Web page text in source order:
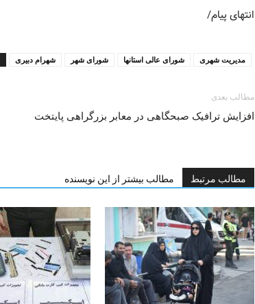
انتهای پیام/
شهرام دبیری شورای شهر شورای عالی استانها مدیریت شهری
مطالب بعدی
افزایش ترافیک صبحگاهی در معابر بزرگراهی پايتخت
مطالب مرتبط مطالب بیشتر از این نویسنده